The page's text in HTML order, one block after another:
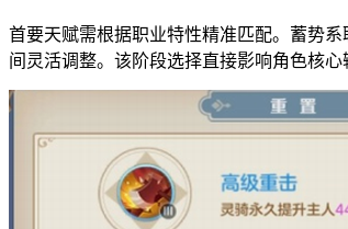
首要天赋需根据职业特性精准匹配。蓄势
间灵活调整。该阶段选择直接影响角色核心